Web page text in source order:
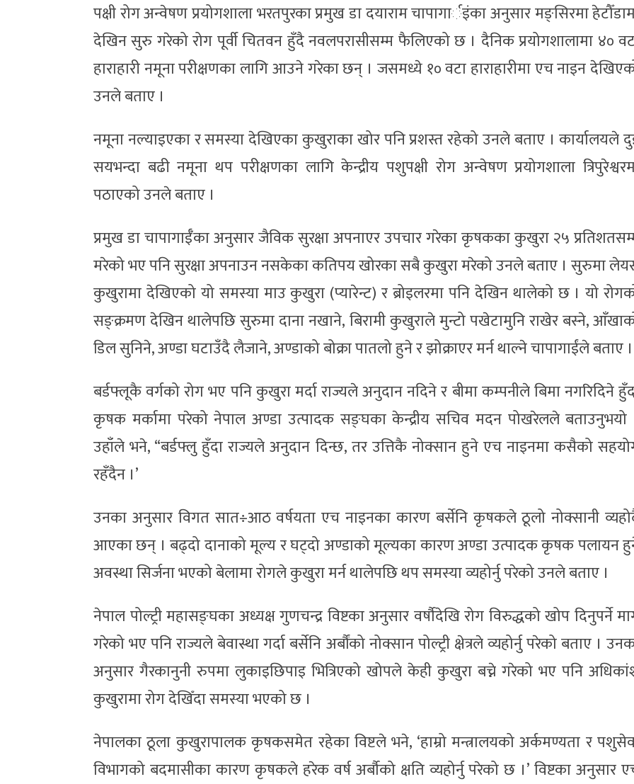
पक्षी रोग अन्वेषण प्रयोगशाला भरतपुरका प्रमुख डा दयाराम चापागार्इंका अनुसार मङ्सिरमा
देखिन सुरु गरेको रोग पूर्वी चितवन हुँदै नवलपरासीसम्म फैलिएको छ । दैनिक प्रयोगशालामा ४०
हाराहारी नमूना परीक्षणका लागि आउने गरेका छन् । जसमध्ये १० वटा हाराहारीमा एच नाइन
उनले बताए ।
नमूना नल्याइएका र समस्या देखिएका कुखुराका खोर पनि प्रशस्त रहेको उनले बताए । कार्यालयले
सयभन्दा बढी नमूना थप परीक्षणका लागि केन्द्रीय पशुपक्षी रोग अन्वेषण प्रयोगशाला
पठाएको उनले बताए ।
प्रमुख डा चापागाईँका अनुसार जैविक सुरक्षा अपनाएर उपचार गरेका कृषकका कुखुरा २५
मरेको भए पनि सुरक्षा अपनाउन नसकेका कतिपय खोरका सबै कुखुरा मरेको उनले बताए । सुरुमा
कुखुरामा देखिएको यो समस्या माउ कुखुरा (प्यारेन्ट) र ब्रोइलरमा पनि देखिन थालेको छ । यो
सङ्क्रमण देखिन थालेपछि सुरुमा दाना नखाने, बिरामी कुखुराले मुन्टो पखेटामुनि राखेर बस्ने,
डिल सुनिने, अण्डा घटाउँदै लैजाने, अण्डाको बोक्रा पातलो हुने र झोक्राएर मर्न थाल्ने चापागाईंले बताए ।
बर्डफ्लूकै वर्गको रोग भए पनि कुखुरा मर्दा राज्यले अनुदान नदिने र बीमा कम्पनीले बिमा नगरिदिने
कृषक मर्कामा परेको नेपाल अण्डा उत्पादक सङ्घका केन्द्रीय सचिव मदन पोखरेलले बताउनुभयो
उहाँले भने, “बर्डफ्लु हुँदा राज्यले अनुदान दिन्छ, तर उत्तिकै नोक्सान हुने एच नाइनमा कसैको
रहँदैन ।’
उनका अनुसार विगत सात÷आठ वर्षयता एच नाइनका कारण बर्सेनि कृषकले ठूलो नोक्सानी
आएका छन् । बढ्दो दानाको मूल्य र घट्दो अण्डाको मूल्यका कारण अण्डा उत्पादक कृषक पलायन
अवस्था सिर्जना भएको बेलामा रोगले कुखुरा मर्न थालेपछि थप समस्या व्यहोर्नु परेको उनले बताए ।
नेपाल पोल्ट्री महासङ्घका अध्यक्ष गुणचन्द्र विष्टका अनुसार वर्षौदेखि रोग विरुद्धको खोप दिनुपर्ने
गरेको भए पनि राज्यले बेवास्था गर्दा बर्सेनि अर्बौंको नोक्सान पोल्ट्री क्षेत्रले व्यहोर्नु परेको बताए ।
अनुसार गैरकानुनी रुपमा लुकाइछिपाइ भित्रिएको खोपले केही कुखुरा बच्ने गरेको भए पनि
कुखुरामा रोग देखिँदा समस्या भएको छ ।
नेपालका ठूला कुखुरापालक कृषकसमेत रहेका विष्टले भने, ‘हाम्रो मन्त्रालयको अर्कमण्यता र
विभागको बदमासीका कारण कृषकले हरेक वर्ष अर्बौको क्षति व्यहोर्नु परेको छ ।’ विष्टका अनुसार